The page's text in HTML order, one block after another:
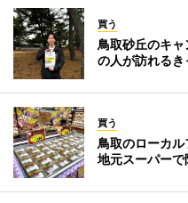
買う
鳥取砂丘のキ
の人が訪れるき
買う
鳥取のローカ
地元スーパーで